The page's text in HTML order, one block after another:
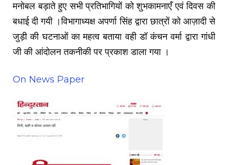
मनोबल बड़ाते हुए सभी प्रतिभागियों को शुभकामनाएँ एवं दिवस की
बधाई दी गयी ।विभागाध्यक्ष अपर्णा सिंह द्वारा छात्रों को आज़ादी से
जुड़ी की घटनाओं का महत्व बताया वही डॉ कंचन वर्मा द्वारा गांधी
जी की आंदोलन तकनीकी पर प्रकाश डाला गया ।
On News Paper